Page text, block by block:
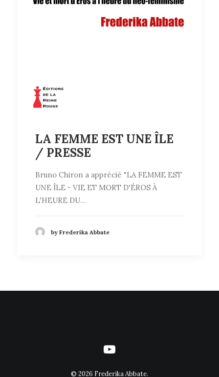
LA FEMME EST UNE ÎLE
/ PRESSE
Bruno Chiron a apprécié "LA FEMME EST
UNE ÎLE - VIE ET MORT D'ÉROS À
L'HEURE DU…
by Frederika Abbate
© 2026 Frederika Abbate.